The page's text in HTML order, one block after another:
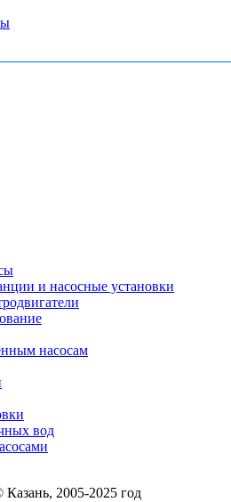
и насосные установки
насосам
вод
2005-2025 год